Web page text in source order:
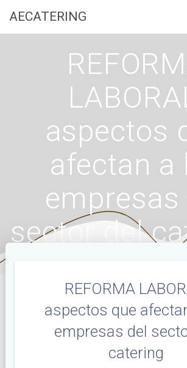
AECATERING
aspectos
afectan a
empresas
sector del
REFORMA
aspectos que
empresas del
catering